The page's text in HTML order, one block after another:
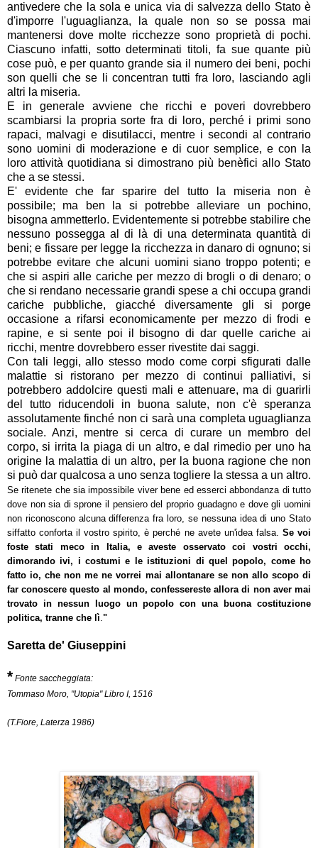
antivedere che la sola e unica via di salvezza dello Stato è
d'imporre l'uguaglianza, la quale non so se possa mai
mantenersi dove molte ricchezze sono proprietà di pochi.
Ciascuno infatti, sotto determinati titoli, fa sue quante più
cose può, e per quanto grande sia il numero dei beni, pochi
son quelli che se li concentran tutti fra loro, lasciando agli
altri la miseria.
E in generale avviene che ricchi e poveri dovrebbero
scambiarsi la propria sorte fra di loro, perché i primi sono
rapaci, malvagi e disutilacci, mentre i secondi al contrario
sono uomini di moderazione e di cuor semplice, e con la
loro attività quotidiana si dimostrano più benèfici allo Stato
che a se stessi.
E' evidente che far sparire del tutto la miseria non è
possibile; ma ben la si potrebbe alleviare un pochino,
bisogna ammetterlo. Evidentemente si potrebbe stabilire che
nessuno possegga al di là di una determinata quantità di
beni; e fissare per legge la ricchezza in danaro di ognuno; si
potrebbe evitare che alcuni uomini siano troppo potenti; e
che si aspiri alle cariche per mezzo di brogli o di denaro; o
che si rendano necessarie grandi spese a chi occupa grandi
cariche pubbliche, giacché diversamente gli si porge
occasione a rifarsi economicamente per mezzo di frodi e
rapine, e si sente poi il bisogno di dar quelle cariche ai
ricchi, mentre dovrebbero esser rivestite dai saggi.
Con tali leggi, allo stesso modo come corpi sfigurati dalle
malattie si ristorano per mezzo di continui palliativi, si
potrebbero addolcire questi mali e attenuare, ma di guarirli
del tutto riducendoli in buona salute, non c'è speranza
assolutamente finché non ci sarà una completa uguaglianza
sociale. Anzi, mentre si cerca di curare un membro del
corpo, si irrita la piaga di un altro, e dal rimedio per uno ha
origine la malattia di un altro, per la buona ragione che non
si può dar qualcosa a uno senza togliere la stessa a un altro.
Se ritenete che sia impossibile viver bene ed esserci abbondanza di tutto
dove non sia di sprone il pensiero del proprio guadagno e dove gli uomini
non riconoscono alcuna differenza fra loro, se nessuna idea di uno Stato
siffatto conforta il vostro spirito, è perché ne avete un'idea falsa. Se voi
foste stati meco in Italia, e aveste osservato coi vostri occhi,
dimorando ivi, i costumi e le istituzioni di quel popolo, come ho
fatto io, che non me ne vorrei mai allontanare se non allo scopo di
far conoscere questo al mondo, confessereste allora di non aver mai
trovato in nessun luogo un popolo con una buona costituzione
politica, tranne che lì."
Saretta de' Giuseppini
* Fonte saccheggiata:
Tommaso Moro, "Utopia" Libro I, 1516
(T.Fiore, Laterza 1986)